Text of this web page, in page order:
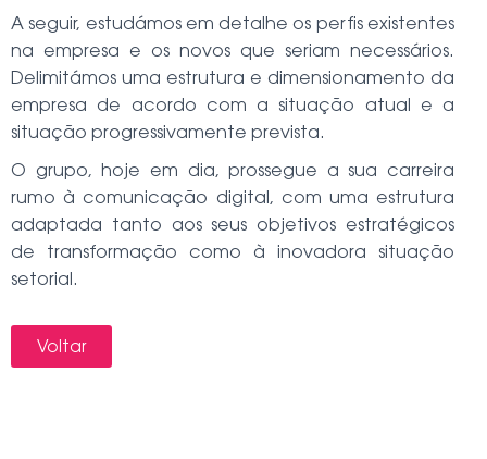
A seguir, estudámos em detalhe os perfis existentes
na empresa e os novos que seriam necessários.
Delimitámos uma estrutura e dimensionamento da
empresa de acordo com a situação atual e a
situação progressivamente prevista.
O grupo, hoje em dia, prossegue a sua carreira
rumo à comunicação digital, com uma estrutura
adaptada tanto aos seus objetivos estratégicos
de transformação como à inovadora situação
setorial.
Voltar